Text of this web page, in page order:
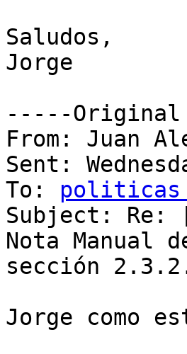
Saludos,
Jorge
-----Original
From: Juan
Sent:
To:
Subject: Re:
Nota
sección
Jorge como